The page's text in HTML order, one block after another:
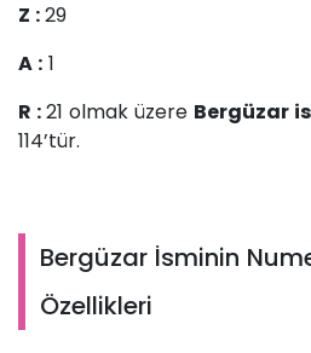
Z :29
A : 1
R :21 olmak üzere Bergüzar
114’tür.
Bergüzar İsminin
Özellikleri